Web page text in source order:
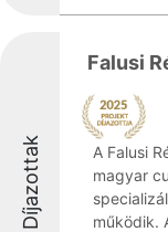
Díjazottak
Falusi
A Falusi
magyar
működik.